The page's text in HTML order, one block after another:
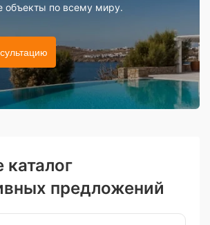
объекты по всему миру.
каталог
предложений